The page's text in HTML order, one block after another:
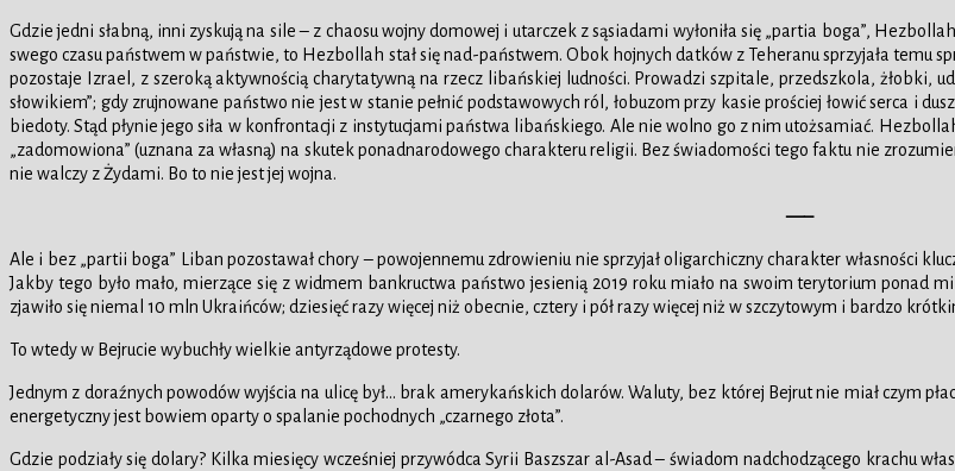
Gdzie jedni słabną, inni zyskują na sile – z chaosu wojny domowej i utarczek z sąsiadami wyłoniła się „partia boga”,
swego czasu państwem w państwie, to Hezbollah stał się nad-państwem. Obok hojnych datków z Teheranu sprzyjała temu
pozostaje Izrael, z szeroką aktywnością charytatywną na rzecz libańskiej ludności. Prowadzi szpitale, przedszkola, żłobki,
słowikiem”; gdy zrujnowane państwo nie jest w stanie pełnić podstawowych ról, łobuzom przy kasie prościej łowić serca i
biedoty. Stąd płynie jego siła w konfrontacji z instytucjami państwa libańskiego. Ale nie wolno go z nim utożsamiać.
„zadomowiona” (uznana za własną) na skutek ponadnarodowego charakteru religii. Bez świadomości tego faktu nie
nie walczy z Żydami. Bo to nie jest jej wojna.
—–
Ale i bez „partii boga” Liban pozostawał chory – powojennemu zdrowieniu nie sprzyjał oligarchiczny charakter własności
Jakby tego było mało, mierzące się z widmem bankructwa państwo jesienią 2019 roku miało na swoim terytorium ponad
zjawiło się niemal 10 mln Ukraińców; dziesięć razy więcej niż obecnie, cztery i pół razy więcej niż w szczytowym i bardzo
To wtedy w Bejrucie wybuchły wielkie antyrządowe protesty.
Jednym z doraźnych powodów wyjścia na ulicę był… brak amerykańskich dolarów. Waluty, bez której Bejrut nie miał czym
energetyczny jest bowiem oparty o spalanie pochodnych „czarnego złota”.
Gdzie podziały się dolary? Kilka miesięcy wcześniej przywódca Syrii Baszszar al-Asad – świadom nadchodzącego krachu